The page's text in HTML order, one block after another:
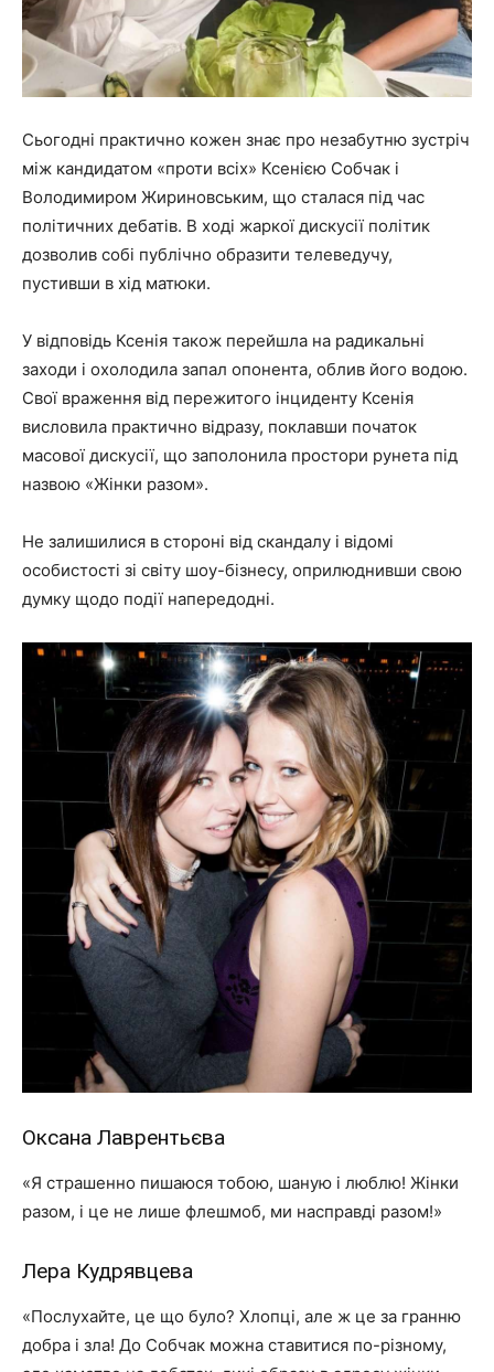
Сьогодні практично кожен знає про незабутню зустріч
між кандидатом «проти всіх» Ксенією Собчак і
Володимиром Жириновським, що сталася під час
політичних дебатів. В ході жаркої дискусії політик
дозволив собі публічно образити телеведучу,
пустивши в хід матюки.
У відповідь Ксенія також перейшла на радикальні
заходи і охолодила запал опонента, облив його водою.
Свої враження від пережитого інциденту Ксенія
висловила практично відразу, поклавши початок
масової дискусії, що заполонила простори рунета під
назвою «Жінки разом».
Не залишилися в стороні від скандалу і відомі
особистості зі світу шоу-бізнесу, оприлюднивши свою
думку щодо події напередодні.
Оксана Лаврентьєва
«Я страшенно пишаюся тобою, шаную і люблю! Жінки
разом, і це не лише флешмоб, ми насправді разом!»
Лера Кудрявцева
«Послухайте, це що було? Хлопці, але ж це за гранню
добра і зла! До Собчак можна ставитися по-різному,